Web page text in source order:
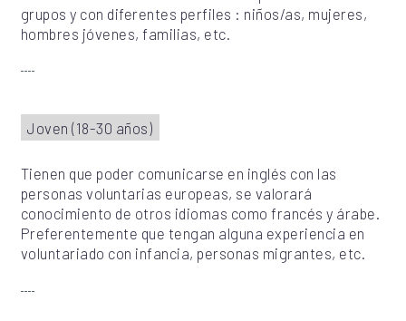
grupos y con diferentes perfiles : niños/as, mujeres,
hombres jóvenes, familias, etc.
Joven (18-30 años)
Tienen que poder comunicarse en inglés con las
personas voluntarias europeas, se valorará
conocimiento de otros idiomas como francés y árabe.
Preferentemente que tengan alguna experiencia en
voluntariado con infancia, personas migrantes, etc.